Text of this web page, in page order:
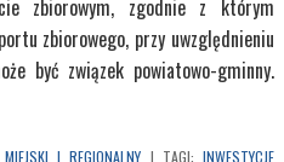
zbiorowym, zgodnie z którym
zbiorowego, przy uwzględnieniu
być związek powiatowo-gminny.
I REGIONALNY | TAGI: INWESTYCJE